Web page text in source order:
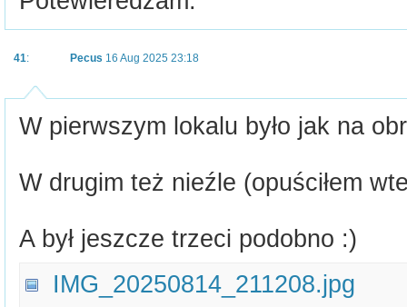
41: Pecus 16 Aug 2025 23:18
W pierwszym lokalu było jak na
W drugim też nieźle (opuściłem
A był jeszcze trzeci podobno :)
IMG_20250814_211208.jpg